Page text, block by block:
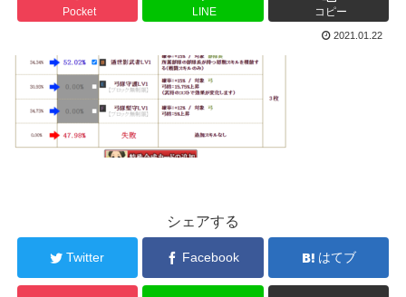
Pocket LINE コピー
2021.01.22
シェアする
Twitter Facebook はてブ